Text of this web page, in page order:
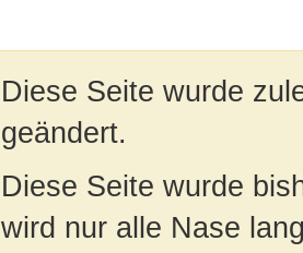
Diese Seite wurde
geändert.
Diese Seite wurde
wird nur alle Nase